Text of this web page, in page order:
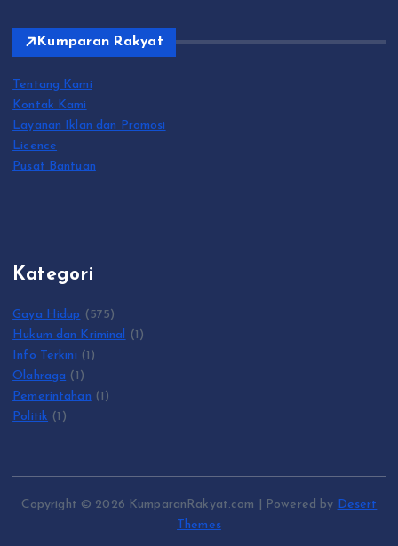
Kumparan Rakyat
Tentang Kami
Kontak Kami
Layanan Iklan dan Promosi
Licence
Pusat Bantuan
Kategori
Gaya Hidup (575)
Hukum dan Kriminal (1)
Info Terkini (1)
Olahraga (1)
Pemerintahan (1)
Politik (1)
Copyright © 2026 KumparanRakyat.com | Powered by Desert
Themes